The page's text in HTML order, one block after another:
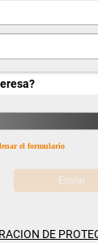
el formulario
DE